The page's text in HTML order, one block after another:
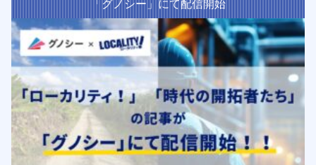
「グノシー」にて配信開始